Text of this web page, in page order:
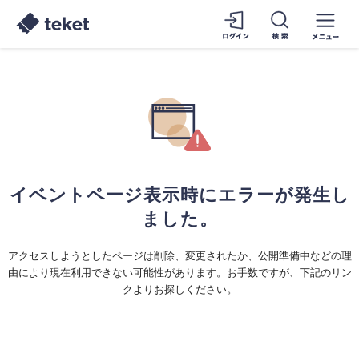
イベントページ表示時にエラーが発生し
ました。
アクセスしようとしたページは削除、変更されたか、公開準備中などの理
由により現在利用できない可能性があります。お手数ですが、下記のリン
クよりお探しください。